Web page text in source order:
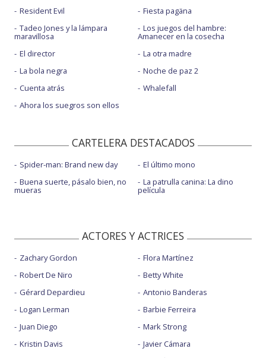
Resident Evil
Tadeo Jones y la lámpara
maravillosa
El director
La bola negra
Cuenta atrás
Ahora los suegros son ellos
Fiesta pagäna
Los juegos del hambre:
Amanecer en la cosecha
La otra madre
Noche de paz 2
Whalefall
CARTELERA DESTACADOS
Spider-man: Brand new day
Buena suerte, pásalo bien, no
mueras
El último mono
La patrulla canina: La dino
película
ACTORES Y ACTRICES
Zachary Gordon
Robert De Niro
Gérard Depardieu
Logan Lerman
Juan Diego
Kristin Davis
Flora Martínez
Betty White
Antonio Banderas
Barbie Ferreira
Mark Strong
Javier Cámara